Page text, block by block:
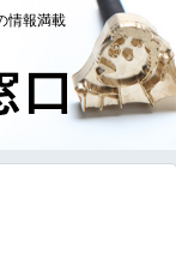
情報満載